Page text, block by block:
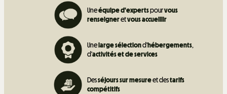
Uneéquipe d'expertspourvous
renseigneretvous accueillir
Unelarge sélectiond'hébergements,
d'activités et deservices
Desséjours sur mesureet destarifs
compétitifs